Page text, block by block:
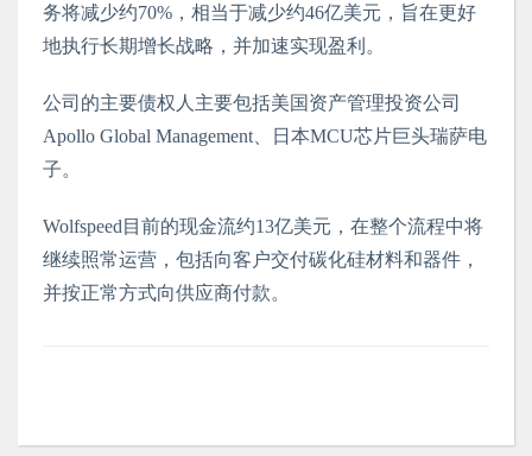
务将减少约70%，相当于减少约46亿美元，旨在更好
地执行长期增长战略，并加速实现盈利。
公司的主要债权人主要包括美国资产管理投资公司
Apollo Global Management、日本MCU芯片巨头瑞萨电
子。
Wolfspeed目前的现金流约13亿美元，在整个流程中将
继续照常运营，包括向客户交付碳化硅材料和器件，
并按正常方式向供应商付款。